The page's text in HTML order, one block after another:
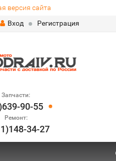
версия сайта
Вход Регистрация
Запчасти:
90-55
Ремонт:
34-27